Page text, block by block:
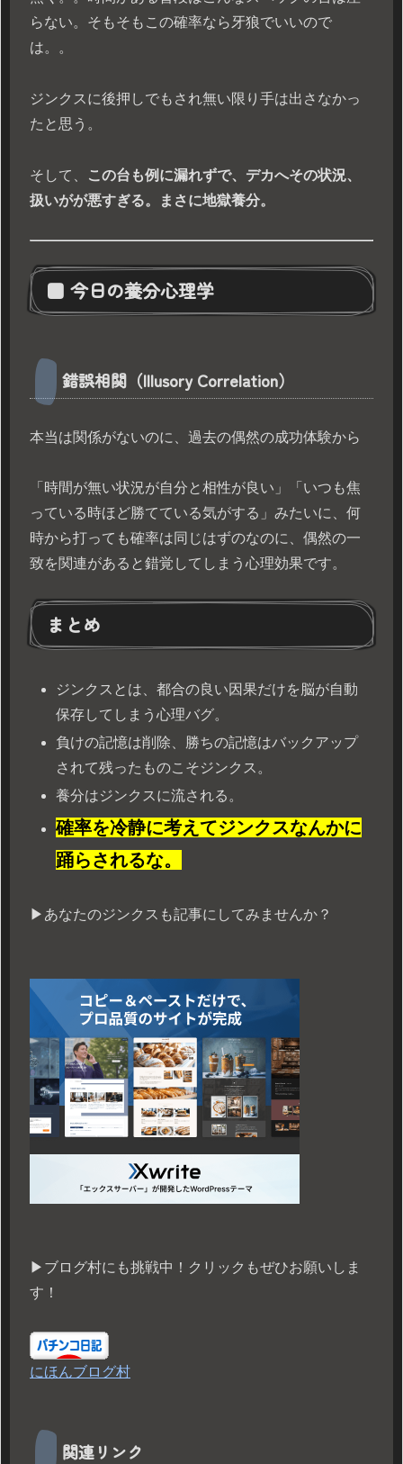
らない。そもそもこの確率なら牙狼でいいので
は。。
ジンクスに後押しでもされ無い限り手は出さなかっ
たと思う。
そして、
この台も例に漏れずで、デカへその状況、
扱いがが悪すぎる。まさに地獄養分。
■ 今日の養分心理学
錯誤相関（Illusory Correlation）
本当は関係がないのに、過去の偶然の成功体験から
「時間が無い状況が自分と相性が良い」「いつも焦
っている時ほど勝てている気がする」みたいに、何
時から打っても確率は同じはずのなのに、偶然の一
致を関連があると錯覚してしまう心理効果です。
まとめ
ジンクスとは、都合の良い因果だけを脳が自動
保存してしまう心理バグ。
負けの記憶は削除、勝ちの記憶はバックアップ
されて残ったものこそジンクス。
養分はジンクスに流される。
確率を冷静に考えてジンクスなんかに
踊らされるな。
▶︎あなたのジンクスも記事にしてみませんか？
▶︎ブログ村にも挑戦中！クリックもぜひお願いしま
す！
にほんブログ村
関連リンク